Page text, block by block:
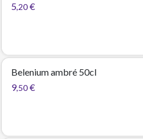
5,20 €
Belenium ambré 50cl
9,50 €